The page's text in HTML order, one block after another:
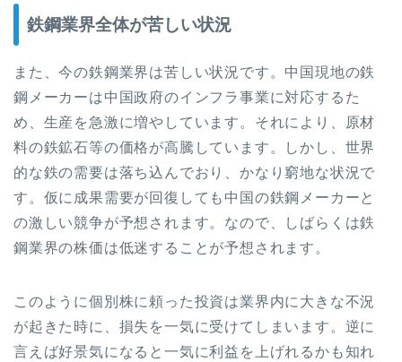
鉄鋼業界全体が苦しい状況
また、今の鉄鋼業界は苦しい状況です。中国現地の鉄
鋼メーカーは中国政府のインフラ事業に対応するた
め、生産を急激に増やしています。それにより、原材
料の鉄鉱石等の価格が高騰しています。しかし、世界
的な鉄の需要は落ち込んでおり、かなり窮地な状況で
す。仮に成果需要が回復しても中国の鉄鋼メーカーと
の激しい競争が予想されます。なので、しばらくは鉄
鋼業界の株価は低迷することが予想されます。
このように個別株に頼った投資は業界内に大きな不況
が起きた時に、損失を一気に受けてしまいます。逆に
言えば好景気になると一気に利益を上げれるかも知れ